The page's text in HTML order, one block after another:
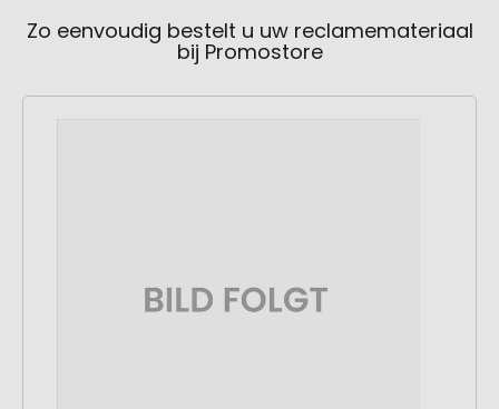
Zo eenvoudig bestelt u uw reclamemateriaal
bij Promostore